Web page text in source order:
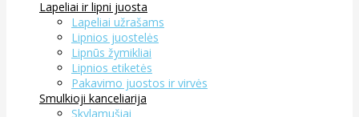
Lapeliai ir lipni juosta
Lapeliai užrašams
Lipnios juostelės
Lipnūs žymikliai
Lipnios etiketės
Pakavimo juostos ir virvės
Smulkioji kanceliarija
Skylamušiai